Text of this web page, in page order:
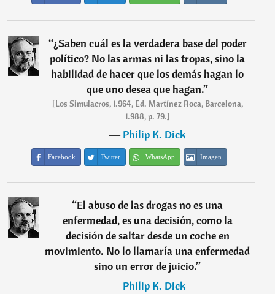
“¿Saben cuál es la verdadera base del poder
político? No las armas ni las tropas, sino la
habilidad de hacer que los demás hagan lo
que uno desea que hagan.”
[Los Simulacros, 1.964, Ed. Martínez Roca, Barcelona,
1.988, p. 79.]
―Philip K. Dick
Facebook Twitter WhatsApp Imagen
“El abuso de las drogas no es una
enfermedad, es una decisión, como la
decisión de saltar desde un coche en
movimiento. No lo llamaría una enfermedad
sino un error de juicio.”
―Philip K. Dick